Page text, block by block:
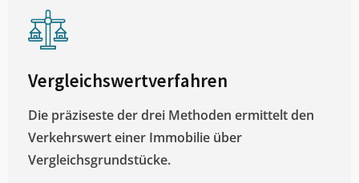
Vergleichswertverfahren
Die präziseste der drei Methoden ermittelt den
Verkehrswert einer Immobilie über
Vergleichsgrundstücke.